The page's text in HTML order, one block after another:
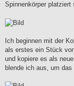
Spinnenkörper platziert
Ich beginnen mit der
als erstes ein Stück
und kopiere es als
blende ich aus, um